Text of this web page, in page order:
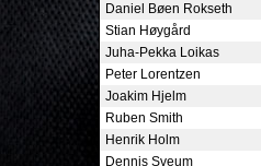
Daniel Bøen Rokseth
Stian Høygård
Juha-Pekka Loikas
Peter Lorentzen
Joakim Hjelm
Ruben Smith
Henrik Holm
Dennis Sveum